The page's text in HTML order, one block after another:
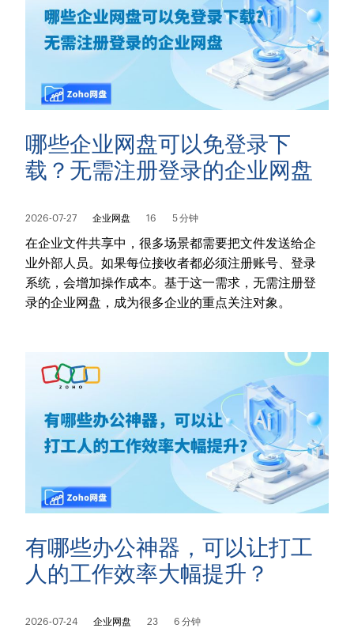
哪些企业网盘可以免登录下
载？无需注册登录的企业网盘
2026-07-27 企业网盘 16 5 分钟
在企业文件共享中，很多场景都需要把文件发送给企
业外部人员。如果每位接收者都必须注册账号、登录
系统，会增加操作成本。基于这一需求，无需注册登
录的企业网盘，成为很多企业的重点关注对象。
有哪些办公神器，可以让打工
人的工作效率大幅提升？
2026-07-24 企业网盘 23 6 分钟